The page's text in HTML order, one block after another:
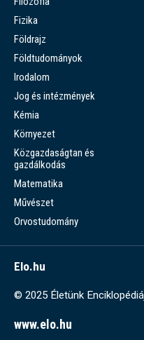
Fizika
Földrajz
Földtudományok
Irodalom
Jog és intézmények
Kémia
Környezet
Közgazdaságtan és
gazdálkodás
Matematika
Művészet
Orvostudomány
Elo.hu
© 2025 Életünk
www.elo.hu